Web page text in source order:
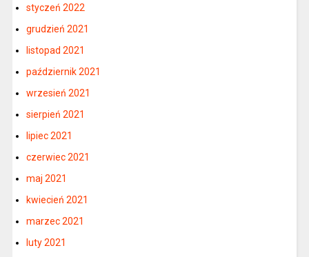
styczeń 2022
grudzień 2021
listopad 2021
październik 2021
wrzesień 2021
sierpień 2021
lipiec 2021
czerwiec 2021
maj 2021
kwiecień 2021
marzec 2021
luty 2021